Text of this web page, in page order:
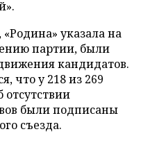
указала на
партии, были
кандидатов.
что у 218 из 269
были подписаны
съезда.